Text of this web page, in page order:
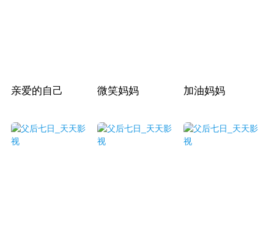
亲爱的自己 微笑妈妈 加油妈妈